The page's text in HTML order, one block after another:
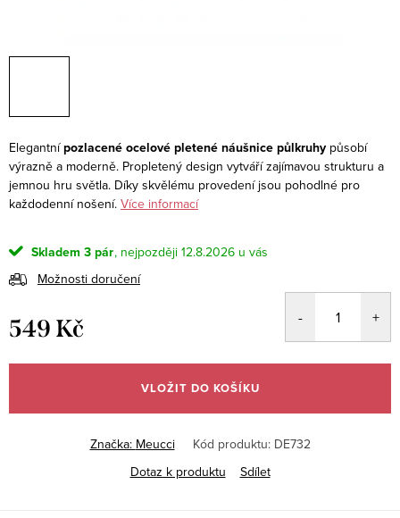
Elegantnípozlacené ocelové pletené náušnice půlkruhy působí
výrazně a moderně. Propletený design vytváří zajímavou strukturu a
jemnou hru světla. Díky skvělému provedení jsou pohodlné pro
každodenní nošení. Více informací
Skladem 3 pár
12.8.2026
Možnosti doručení
549 Kč
cena:
VLOŽIT DO KOŠÍKU
Značka: Meucci Kód produktu: DE732
Dotaz k produktu
Sdílet